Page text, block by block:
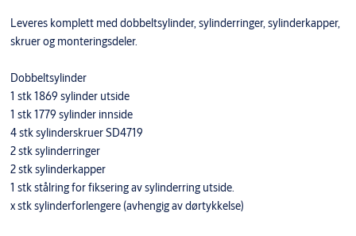
Leveres komplett med dobbeltsylinder, sylinderringer, sylinderkapper,
skruer og monteringsdeler.
Dobbeltsylinder
1 stk 1869 sylinder utside
1 stk 1779 sylinder innside
4 stk sylinderskruer SD4719
2 stk sylinderringer
2 stk sylinderkapper
1 stk stålring for fiksering av sylinderring utside.
x stk sylinderforlengere (avhengig av dørtykkelse)